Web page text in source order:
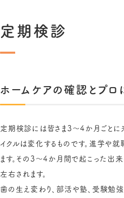
定期検診
ホームケアの確認とプロ
定期検診には皆さま3～4か月ごとに
イクルは変化するものです。進学や
ます。その3～4か月間で起こった出
左右されます。
歯の生え変わり、部活や塾、受験勉